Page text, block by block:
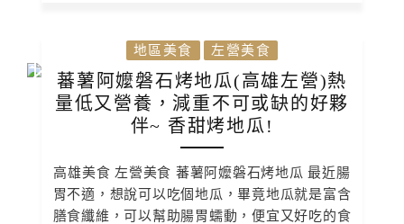
地區美食 左營美食
蕃薯阿嬤磐石烤地瓜(高雄左營)熱
量低又營養，減重不可或缺的好夥
伴~ 香甜烤地瓜!
高雄美食 左營美食 蕃薯阿嬤磐石烤地瓜 最近腸
胃不適，想說可以吃個地瓜，畢竟地瓜就是富含
膳食纖維，可以幫助腸胃蠕動，便宜又好吃的食